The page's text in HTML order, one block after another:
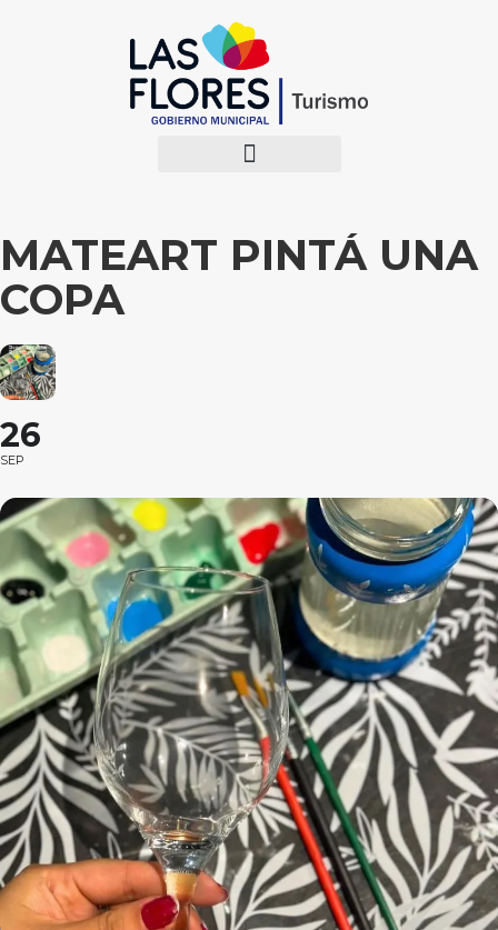
MATEART PINTÁ UNA
COPA
26
SEP